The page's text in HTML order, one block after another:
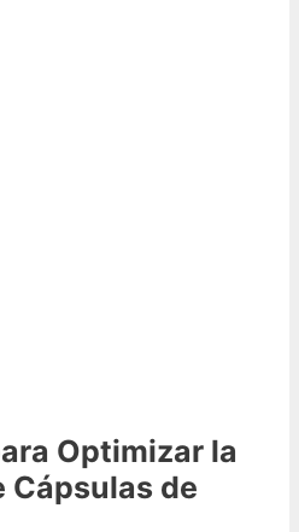
Optimizar la
Cápsulas de